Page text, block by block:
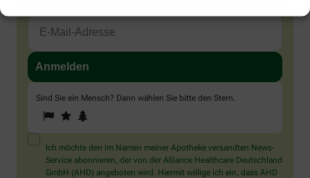
Sind Sie ein Mensch? Dann wählen Sie bitte den Stern
Sind
Sie
ein
Mensch?
Dann
wählen
1 2
Ich möchte den im Namen meiner Apotheke versandten News-
Service abonnieren, der von der Alliance Healthcare Deutschland
GmbH (AHD) angeboten wird. Hiermit willige ich ein, dass AHD